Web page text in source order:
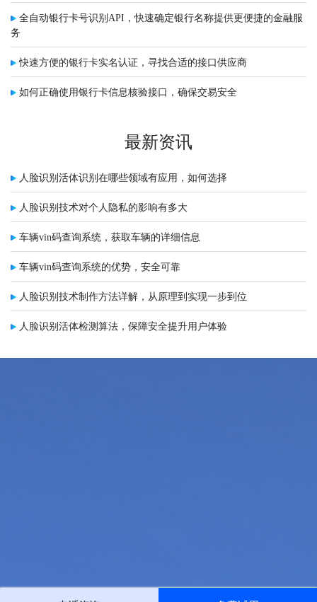
全自动银行卡号识别API，快速确定银行名称提供更便捷的金融服
务
快速方便的银行卡实名认证，寻找合适的接口供应商
如何正确使用银行卡信息核验接口，确保交易安全
最新资讯
人脸识别活体识别在哪些领域有应用，如何选择
人脸识别技术对个人隐私的影响有多大
车辆vin码查询系统，获取车辆的详细信息
车辆vin码查询系统的优势，安全可靠
人脸识别技术制作方法详解，从原理到实现一步到位
人脸识别活体检测算法，保障安全提升用户体验